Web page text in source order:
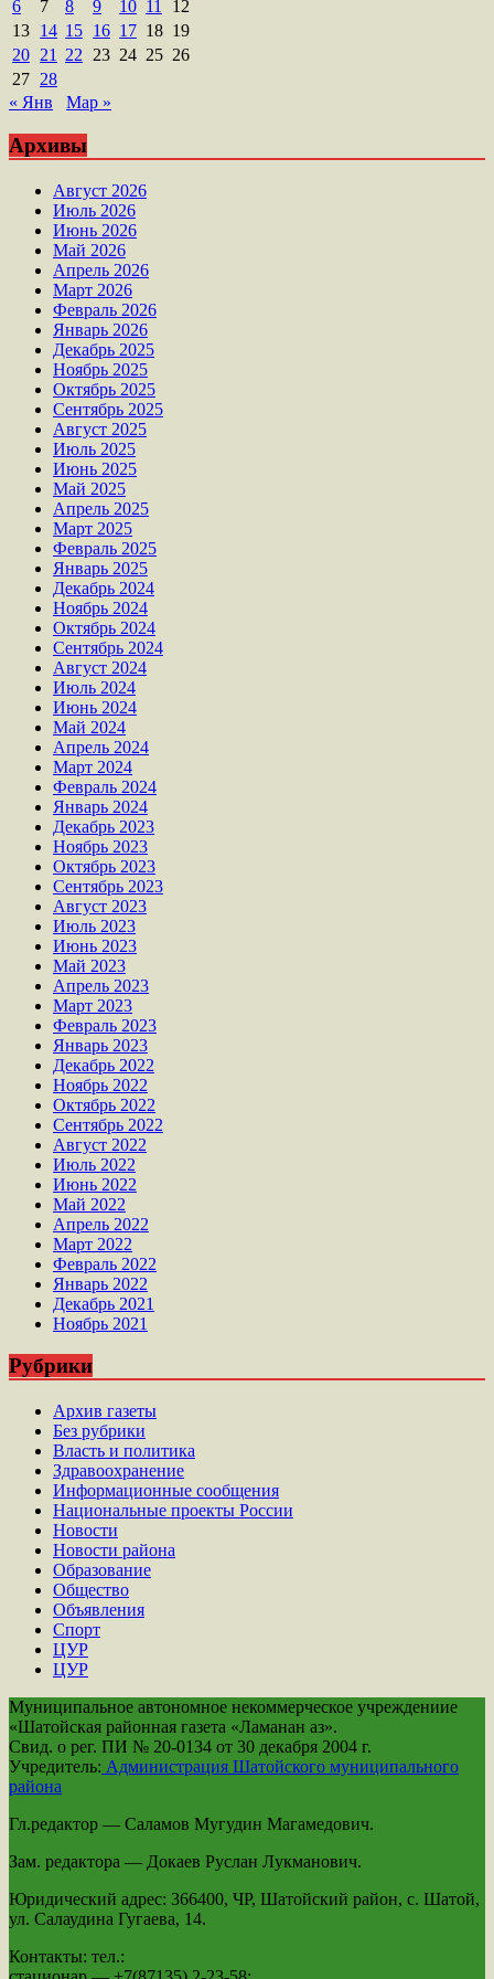
6
7 8 9 10 11
12
13 14 15 16 17 18 19
20 21 22 23 24 25 26
27 28
« Янв
Мар »
Архивы
Август 2026
Июль 2026
Июнь 2026
Май 2026
Апрель 2026
Март 2026
Февраль 2026
Январь 2026
Декабрь 2025
Ноябрь 2025
Октябрь 2025
Сентябрь 2025
Август 2025
Июль 2025
Июнь 2025
Май 2025
Апрель 2025
Март 2025
Февраль 2025
Январь 2025
Декабрь 2024
Ноябрь 2024
Октябрь 2024
Сентябрь 2024
Август 2024
Июль 2024
Июнь 2024
Май 2024
Апрель 2024
Март 2024
Февраль 2024
Январь 2024
Декабрь 2023
Ноябрь 2023
Октябрь 2023
Сентябрь 2023
Август 2023
Июль 2023
Июнь 2023
Май 2023
Апрель 2023
Март 2023
Февраль 2023
Январь 2023
Декабрь 2022
Ноябрь 2022
Октябрь 2022
Сентябрь 2022
Август 2022
Июль 2022
Июнь 2022
Май 2022
Апрель 2022
Март 2022
Февраль 2022
Январь 2022
Декабрь 2021
Ноябрь 2021
Рубрики
Архив газеты
Без рубрики
Власть и политика
Здравоохранение
Информационные сообщения
Национальные проекты России
Новости
Новости района
Образование
Общество
Объявления
Спорт
ЦУР
ЦУР
Муниципальное автономное некоммерческое учреждениие
«Шатойская районная газета «Ламанан аз».
Свид. о рег. ПИ № 20-0134 от 30 декабря 2004 г.
Учредитель: Администрация Шатойского муниципального
района
Гл.редактор — Саламов Мугудин Магамедович.
Зам. редактора — Докаев Руслан Лукманович.
Юридический адрес: 366400, ЧР, Шатойский район, с. Шатой,
ул. Салаудина Гугаева, 14.
Контакты: тел.: